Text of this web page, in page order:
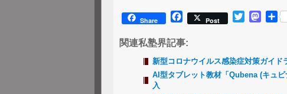
Share Facebook
Post Twitter
共
関連私塾界記事:
新型コロナウイルス感染症対策ガイ
AI型タブレット教材「Qubena (キュ
入